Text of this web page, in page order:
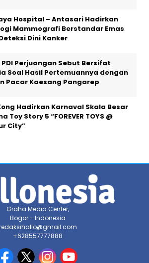
Hospital – Antasari Hadirkan
Mammografi Berstandar Emas
Dini Kanker
PDI Perjuangan Sebut Bersifat
Soal Hasil Pertemuannya dengan
Pacar Kaesang Pangarep
Hadirkan Karnaval Skala Besar
Toy Story 5 “FOREVER TOYS @
City”
Graha Media Center,
Bogor - Indonesia
+628557777888